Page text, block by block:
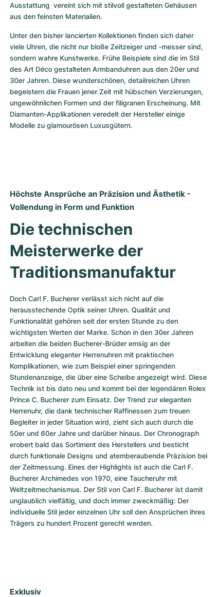
Ausstattung  vereint sich mit stilvoll gestalteten Gehäusen
aus den feinsten Materialien.
Unter den bisher lancierten Kollektionen finden sich daher
viele Uhren, die nicht nur bloße Zeitzeiger und -messer sind,
sondern wahre Kunstwerke. Frühe Beispiele sind die im Stil
des Art Déco gestalteten Armbanduhren aus den 20er und
30er Jahren. Diese wunderschönen, detailreichen Uhren
begeistern die Frauen jener Zeit mit hübschen Verzierungen,
ungewöhnlichen Formen und der filigranen Erscheinung. Mit
Diamanten-Applikationen veredelt der Hersteller einige
Modelle zu glamourösen Luxusgütern.
Höchste Ansprüche an Präzision und Ästhetik -
Vollendung in Form und Funktion
Die technischen
Meisterwerke der
Traditionsmanufaktur
Doch Carl F. Bucherer verlässt sich nicht auf die
herausstechende Optik seiner Uhren. Qualität und
Funktionalität gehören seit der ersten Stunde zu den
wichtigsten Werten der Marke. Schon in den 30er Jahren
arbeiten die beiden Bucherer-Brüder emsig an der
Entwicklung eleganter Herrenuhren mit praktischen
Komplikationen, wie zum Beispiel einer springenden
Stundenanzeige, die über eine Scheibe angezeigt wird. Diese
Technik ist bis dato neu und kommt bei der legendären Rolex
Prince C. Bucherer zum Einsatz. Der Trend zur eleganten
Herrenuhr, die dank technischer Raffinessen zum treuen
Begleiter in jeder Situation wird, zieht sich auch durch die
50er und 60er Jahre und darüber hinaus. Der Chronograph
erobert bald das Sortiment des Herstellers und besticht
durch funktionale Designs und atemberaubende Präzision bei
der Zeitmessung. Eines der Highlights ist auch die Carl F.
Bucherer Archimedes von 1970, eine Taucheruhr mit
Weltzeitmechanismus. Der Stil von Carl F. Bucherer ist damit
unglaublich vielfältig, und doch immer zweckmäßig: Der
individuelle Stil jeder einzelnen Uhr soll den Ansprüchen ihres
Trägers zu hundert Prozent gerecht werden.
Exklusiv